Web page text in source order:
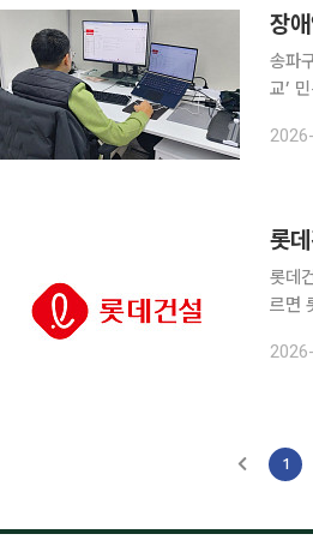
장
송파
교’
씨는
롯데건
르면
가로
1